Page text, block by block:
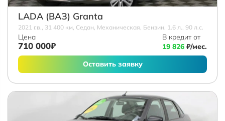
LADA (ВАЗ) Granta
2021 г.в., 31 400 км, Седан, Механическая, Бензин, 1.6 л., 90 л.с.
Цена
710 000₽
В кредит от
19 826 ₽/мес.
Оставить заявку